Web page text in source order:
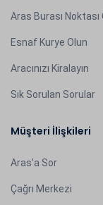
Aras Burası Noktası
Esnaf Kurye Olun
Aracınızı Kiralayın
Sık Sorulan Sorular
Müşteri İlişkileri
Aras'a Sor
Çağrı Merkezi